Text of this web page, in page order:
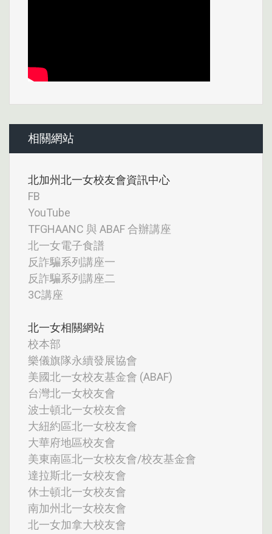
相關網站
北加州北一女校友會資訊中心
FB
YouTube
TFGHAANC 與 ABAF 合辦講座
北一女電子食譜
反詐騙系列講座一
反詐騙系列講座二
3C講座
北一女相關網站
校本部
樂儀旗隊永續發展協會
美國北一女校友基金會 (ABAF)
台灣北一女校友會
波士頓北一女校友會
大紐約區北一女校友會
大華府地區校友會
美東南區北一女校友會/校友基金會
達拉斯北一女校友會
休士頓北一女校友會
南加州北一女校友會
北一女加拿大校友會